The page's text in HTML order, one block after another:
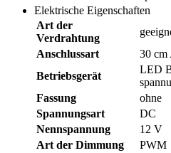
Elektrische Eigenschaften
Art der
Verdrahtung
Anschlussart
30 cm
Betriebsgerät
LED
Fassung
ohne
Spannungsart
DC
Nennspannung
12 V
Art der Dimmung
PWM